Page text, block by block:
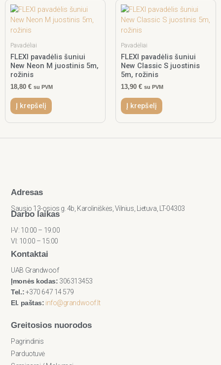
Pavadėliai
FLEXI pavadėlis šuniui
New Neon M juostinis 5m,
rožinis
18,80 € su PVM
Į krepšelį
Pavadėliai
FLEXI pavadėlis šuniui
New Classic S juostinis
5m, rožinis
13,90 € su PVM
Į krepšelį
Adresas
Sausio 13-osios g. 4b, Karoliniškės, Vilnius, Lietuva, LT-04303
Darbo laikas
I-V: 10:00 – 19:00
VI: 10:00 – 15:00
Kontaktai
UAB Grandwoof
Įmonės kodas: 306313453
Tel.:+370 647 14 579
El. paštas: info@grandwoof.lt
Greitosios nuorodos
Pagrindinis
Parduotuvė